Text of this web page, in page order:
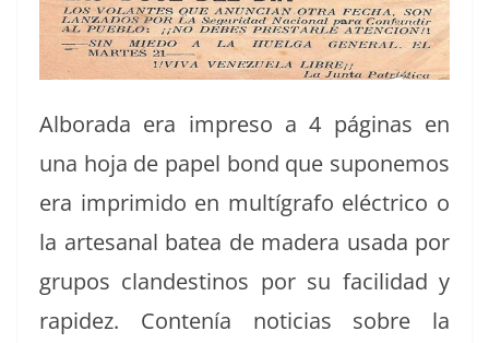
Alb­o­ra­da era impre­so a 4 pági­nas en
una hoja de papel bond que suponemos
era imprim­i­do en multí­grafo eléc­tri­co o
la arte­sanal batea de madera usa­da por
gru­pos clan­des­ti­nos por su facil­i­dad y
rapi­dez. Con­tenía noti­cias sobre la